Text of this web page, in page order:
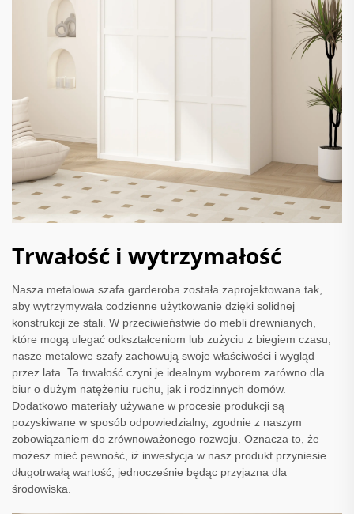
Trwałość i wytrzymałość
Nasza metalowa szafa garderoba została zaprojektowana tak,
aby wytrzymywała codzienne użytkowanie dzięki solidnej
konstrukcji ze stali. W przeciwieństwie do mebli drewnianych,
które mogą ulegać odkształceniom lub zużyciu z biegiem czasu,
nasze metalowe szafy zachowują swoje właściwości i wygląd
przez lata. Ta trwałość czyni je idealnym wyborem zarówno dla
biur o dużym natężeniu ruchu, jak i rodzinnych domów.
Dodatkowo materiały używane w procesie produkcji są
pozyskiwane w sposób odpowiedzialny, zgodnie z naszym
zobowiązaniem do zrównoważonego rozwoju. Oznacza to, że
możesz mieć pewność, iż inwestycja w nasz produkt przyniesie
długotrwałą wartość, jednocześnie będąc przyjazna dla
środowiska.